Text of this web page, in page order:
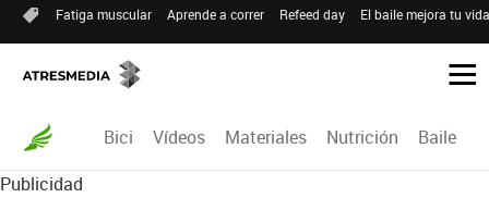
Fatiga muscular Aprende a correr Refeed day El baile mejora tu
Bici Vídeos Materiales Nutrición Baile
Publicidad